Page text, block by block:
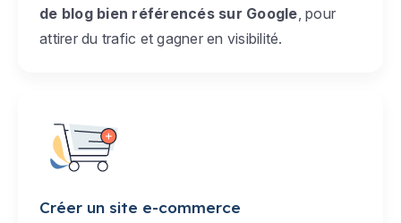
de blog bien référencés sur Google , pour
attirer du trafic et gagner en visibilité.
Créer un site e-commerce